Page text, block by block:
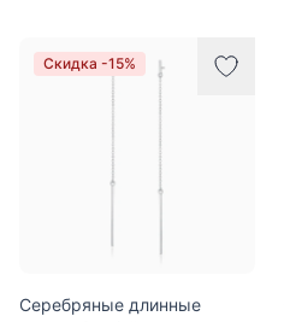
Скидка -15%
Серебряные длинные